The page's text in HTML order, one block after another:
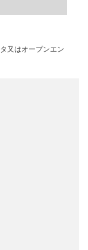
又はオープンエン